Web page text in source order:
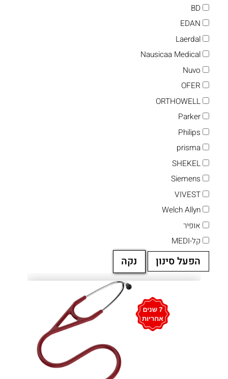
BD
EDAN
Laerdal
Nausicaa Medical
Nuvo
OFER
ORTHOWELL
Parker
Philips
prisma
SHEKEL
Siemens
VIVEST
Welch Allyn
אופיר
קל-MEDI